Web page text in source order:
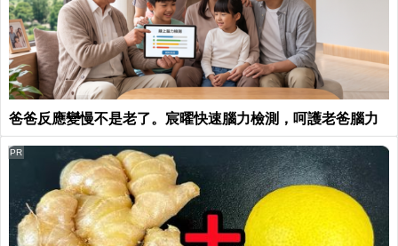
爸爸反應變慢不是老了。宸曜快速腦力檢測，呵護老爸腦力
PR